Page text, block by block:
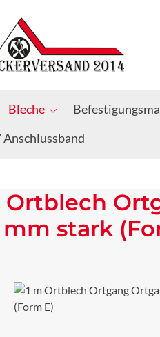
springen
Bleche
Ortblech
stark
überspringen